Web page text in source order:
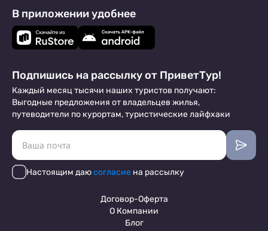
В приложении удобнее
Подпишись на рассылку от ПриветТур!
Каждый месяц тысячи наших туристов получают:
Выгодные предложения от владельцев жилья,
путеводители по курортам, туристические лайфхаки
Настоящим даюсогласие на рассылку
Договор-Оферта
О Компании
Блог